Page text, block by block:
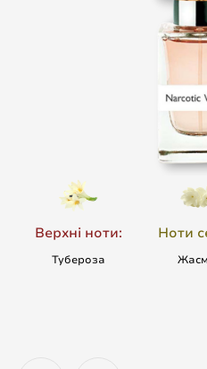
Верхні ноти:
Тубероза
Ноти